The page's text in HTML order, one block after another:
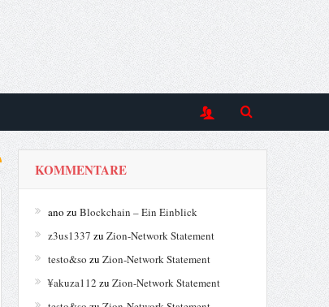
KOMMENTARE
ano zu Blockchain – Ein Einblick
z3us1337 zu Zion-Network Statement
testo&so zu Zion-Network Statement
¥akuza112 zu Zion-Network Statement